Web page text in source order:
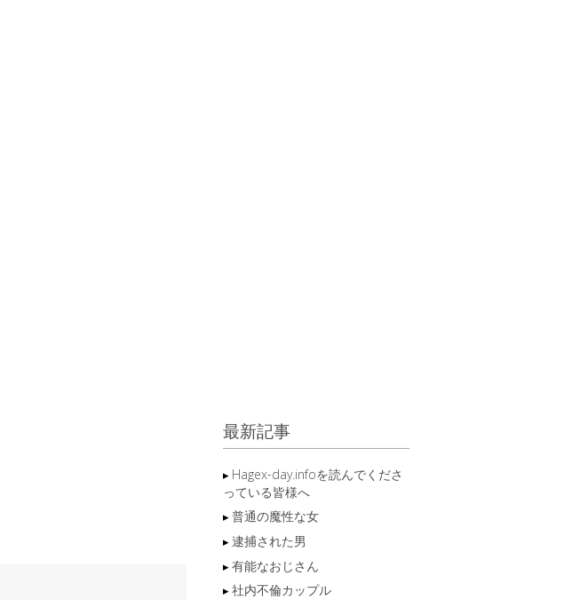
最新記事
Hagex-day.infoを読んでくださ
っている皆様へ
普通の魔性な女
逮捕された男
有能なおじさん
社内不倫カップル